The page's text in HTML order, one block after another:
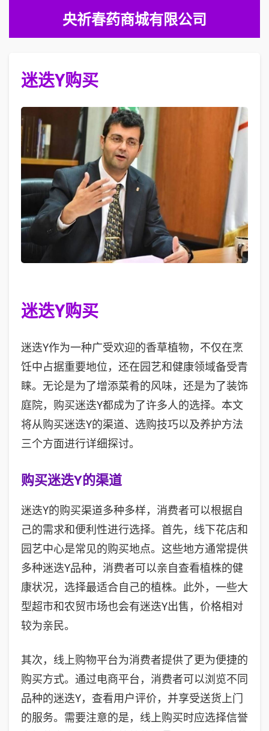
央祈春药商城有限公司
迷迭Y购买
迷迭Y购买
迷迭Y作为一种广受欢迎的香草植物，不仅在烹
饪中占据重要地位，还在园艺和健康领域备受青
睐。无论是为了增添菜肴的风味，还是为了装饰
庭院，购买迷迭Y都成为了许多人的选择。本文
将从购买迷迭Y的渠道、选购技巧以及养护方法
三个方面进行详细探讨。
购买迷迭Y的渠道
迷迭Y的购买渠道多种多样，消费者可以根据自
己的需求和便利性进行选择。首先，线下花店和
园艺中心是常见的购买地点。这些地方通常提供
多种迷迭Y品种，消费者可以亲自查看植株的健
康状况，选择最适合自己的植株。此外，一些大
型超市和农贸市场也会有迷迭Y出售，价格相对
较为亲民。
其次，线上购物平台为消费者提供了更为便捷的
购买方式。通过电商平台，消费者可以浏览不同
品种的迷迭Y，查看用户评价，并享受送货上门
的服务。需要注意的是，线上购买时应选择信誉